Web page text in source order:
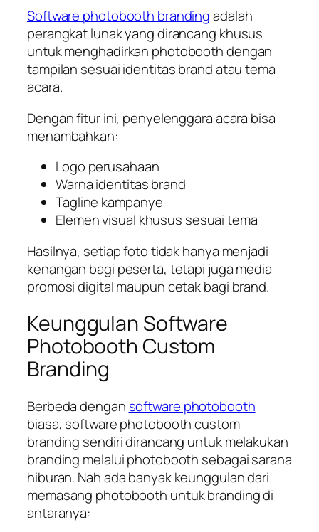
Software photobooth brandingadalah
perangkat lunak yang dirancang khusus
untuk menghadirkan photobooth dengan
tampilan sesuai identitas brand atau tema
acara.
Dengan fitur ini, penyelenggara acara bisa
menambahkan:
Logo perusahaan
Warna identitas brand
Tagline kampanye
Elemen visual khusus sesuai tema
Hasilnya, setiap foto tidak hanya menjadi
kenangan bagi peserta, tetapi juga media
promosi digital maupun cetak bagi brand.
Keunggulan Software
Photobooth Custom
Branding
Berbeda dengan software photobooth
biasa, software photobooth custom
branding sendiri dirancang untuk melakukan
branding melalui photobooth sebagai sarana
hiburan. Nah ada banyak keunggulan dari
memasang photobooth untuk branding di
antaranya: